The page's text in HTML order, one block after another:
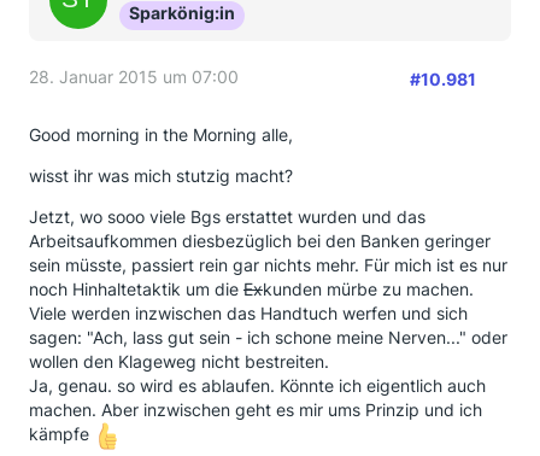
Sparkönig:in
28. Januar 2015 um 07:00 #10.981
Good morning in the Morning alle,
wisst ihr was mich stutzig macht?
Jetzt, wo sooo viele Bgs erstattet wurden und das
Arbeitsaufkommen diesbezüglich bei den Banken geringer
sein müsste, passiert rein gar nichts mehr. Für mich ist es nur
noch Hinhaltetaktik um die Exkunden mürbe zu machen.
Viele werden inzwischen das Handtuch werfen und sich
sagen: "Ach, lass gut sein - ich schone meine Nerven..." oder
wollen den Klageweg nicht bestreiten.
Ja, genau. so wird es ablaufen. Könnte ich eigentlich auch
machen. Aber inzwischen geht es mir ums Prinzip und ich
kämpfe